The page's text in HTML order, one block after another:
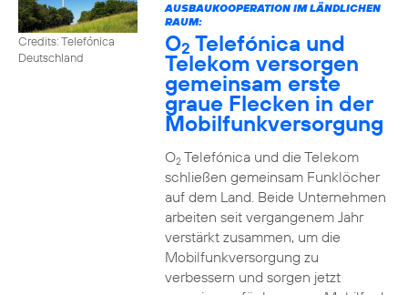
Credits: Telefónica
Deutschland
AUSBAUKOOPERATION IM LÄNDLICHEN
RAUM:
O2 Telefónica und
Telekom versorgen
gemeinsam erste
graue Flecken in der
Mobilfunkversorgung
O2Telefónica und die Telekom
schließen gemeinsam Funklöcher
auf dem Land. Beide Unternehmen
arbeiten seit vergangenem Jahr
verstärkt zusammen, um die
Mobilfunkversorgung zu
verbessern und sorgen jetzt